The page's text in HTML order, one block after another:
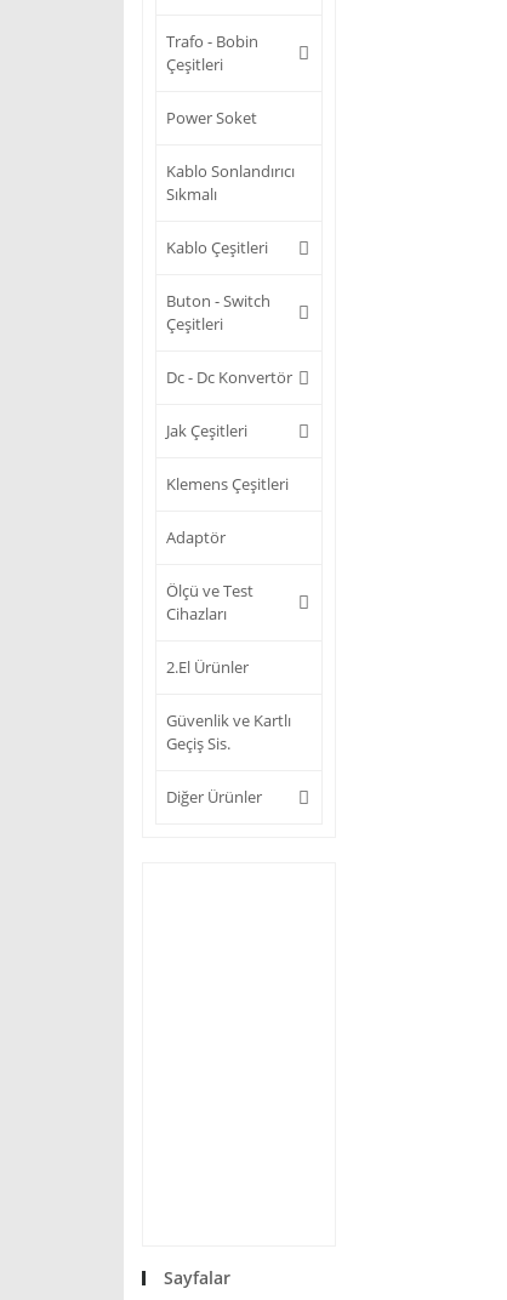
Trafo - Bobin
Çeşitleri
Power Soket
Kablo Sonlandırıcı
Sıkmalı
Kablo Çeşitleri
Buton - Switch
Çeşitleri
Dc - Dc Konvertör
Jak Çeşitleri
Klemens Çeşitleri
Adaptör
Ölçü ve Test
Cihazları
2.El Ürünler
Güvenlik ve Kartlı
Geçiş Sis.
Diğer Ürünler
Sayfalar